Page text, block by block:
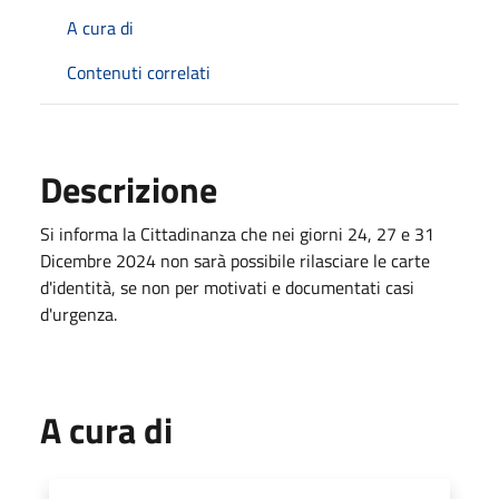
A cura di
Contenuti correlati
Descrizione
Si informa la Cittadinanza che nei giorni 24, 27 e 31
Dicembre 2024 non sarà possibile rilasciare le carte
d'identità, se non per motivati e documentati casi
d'urgenza.
A cura di